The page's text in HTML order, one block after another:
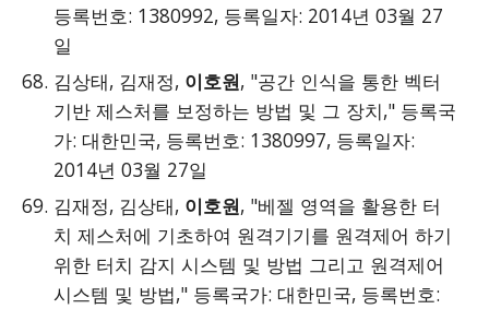
등록번호: 1380992, 등록일자: 2014년 03월 27
일
김상태, 김재정, 이호원, "공간 인식을 통한 벡터
기반 제스처를 보정하는 방법 및 그 장치," 등록국
가: 대한민국, 등록번호: 1380997, 등록일자:
2014년 03월 27일
김재정, 김상태, 이호원, "베젤 영역을 활용한 터
치 제스처에 기초하여 원격기기를 원격제어 하기
위한 터치 감지 시스템 및 방법 그리고 원격제어
시스템 및 방법," 등록국가: 대한민국, 등록번호: